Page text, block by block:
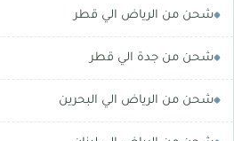
شحن من الرياض الي قطر
شحن من جدة الي قطر
شحن من الرياض الي البحرين